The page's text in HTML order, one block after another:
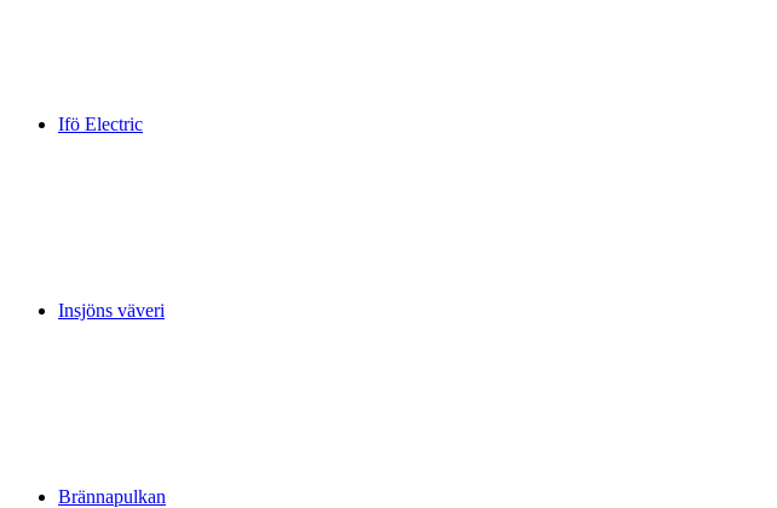
Ifö Electric
Insjöns väveri
Brännapulkan